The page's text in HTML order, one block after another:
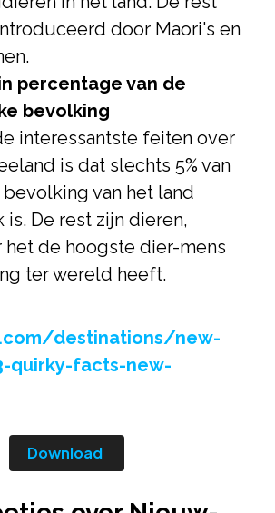
door Maori's en
percentage van de
bevolking
interessantste feiten over
is dat slechts 5% van
van het land
is. De rest zijn dieren,
het de hoogste dier-mens
ter wereld heeft.
destinations/new-
quirky-facts-new-
Download